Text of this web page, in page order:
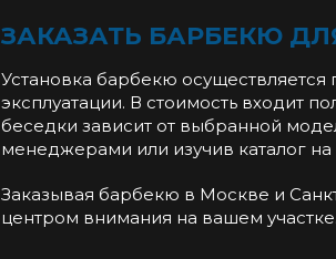
ЗАКАЗАТЬ БАРБЕКЮ
Установка барбекю
эксплуатации. В стоимость входит
беседки зависит от выбранной
менеджерами или изучив каталог на
Заказывая барбекю в Москве и
центром внимания на вашем участке.